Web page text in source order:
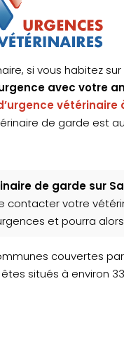
si vous habitez
avec votre
vétérinaire
de garde est
de garde sur
contacter votre
et pourra
couvertes
êtes situés à environ